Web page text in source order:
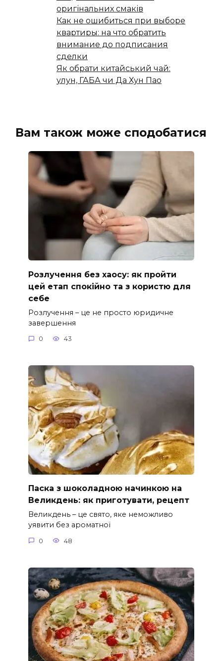
оригінальних смаків
Как не ошибиться при выборе
квартиры: на что обратить
внимание до подписания
сделки
Як обрати китайський чай:
улун, ГАБА чи Да Хун Пао
Вам також може сподобатися
Розлучення без хаосу: як пройти
цей етап спокійно та з користю для
себе
Розлучення – це не просто юридичне
завершення
0 43
Паска з шоколадною начинкою на
Великдень: як приготувати, рецепт
Великдень – це свято, яке неможливо
уявити без ароматної
0 48